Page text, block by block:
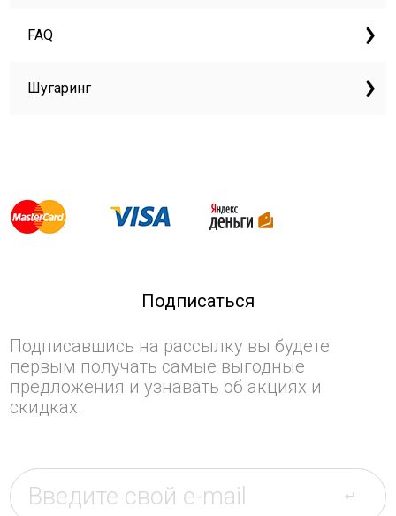
FAQ
Шугаринг
Подписаться
Подписавшись на рассылку вы будете
первым получать самые выгодные
предложения и узнавать об акциях и
скидках.